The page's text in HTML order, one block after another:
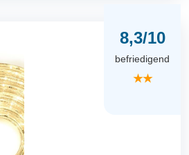
8,3/10
befriedigend
★★